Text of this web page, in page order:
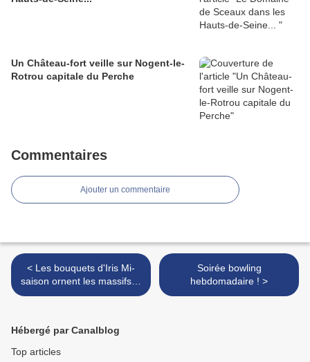
Un Château-fort veille sur Nogent-le-
Rotrou capitale du Perche
Commentaires
Ajouter un commentaire
< Les bouquets d'Iris Mi-
saison ornent les massifs…
Soirée bowling
hebdomadaire ! >
Hébergé par Canalblog
Top articles